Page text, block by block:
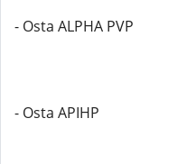
- Osta ALPHA PVP
- Osta APIHP